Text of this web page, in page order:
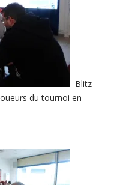
Blitz
du tournoi en